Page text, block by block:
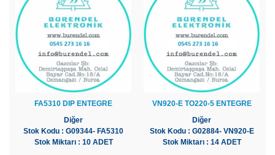
FA5310 DIP ENTEGRE
Diğer
Stok Kodu : G09344- FA5310
Stok Miktarı : 10 ADET
VN920-E TO220-5 ENTEGRE
Diğer
Stok Kodu : G02884- VN920-E
Stok Miktarı : 14 ADET